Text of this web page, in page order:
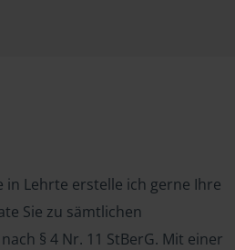
in Lehrte erstelle ich gerne Ihre
Sie zu sämtlichen
§ 4 Nr. 11 StBerG. Mit einer